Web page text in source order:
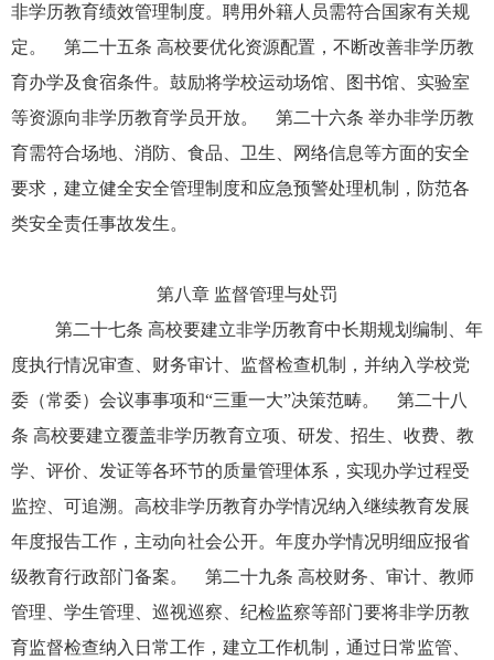
非学历教育绩效管理制度。聘用外籍人员需符合国家有关规
定。 第二十五条 高校要优化资源配置，不断改善非学历教
育办学及食宿条件。鼓励将学校运动场馆、图书馆、实验室
等资源向非学历教育学员开放。 第二十六条 举办非学历教
育需符合场地、消防、食品、卫生、网络信息等方面的安全
要求，建立健全安全管理制度和应急预警处理机制，防范各
类安全责任事故发生。
第八章 监督管理与处罚
第二十七条 高校要建立非学历教育中长期规划编制、年
度执行情况审查、财务审计、监督检查机制，并纳入学校党
委（常委）会议事事项和“三重一大”决策范畴。 第二十八
条 高校要建立覆盖非学历教育立项、研发、招生、收费、教
学、评价、发证等各环节的质量管理体系，实现办学过程受
监控、可追溯。高校非学历教育办学情况纳入继续教育发展
年度报告工作，主动向社会公开。年度办学情况明细应报省
级教育行政部门备案。 第二十九条 高校财务、审计、教师
管理、学生管理、巡视巡察、纪检监察等部门要将非学历教
育监督检查纳入日常工作，建立工作机制，通过日常监管、